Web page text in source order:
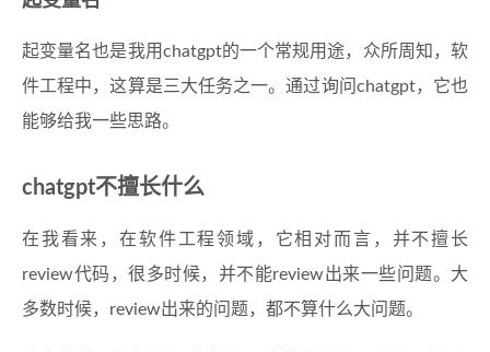
起变量名也是我用chatgpt的一个常规用途，众所周知，软
件工程中，这算是三大任务之一。通过询问chatgpt，它也
能够给我一些思路。
chatgpt不擅长什么
在我看来，在软件工程领域，它相对而言，并不擅长
review代码，很多时候，并不能review出来一些问题。大
多数时候，review出来的问题，都不算什么大问题。